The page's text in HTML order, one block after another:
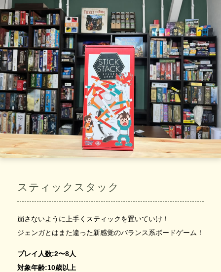
スティックスタック
崩さないように上手くスティックを置いていけ！
ジェンガとはまた違った新感覚のバランス系ボードゲーム！
プレイ人数:2〜8人
対象年齢:10歳以上